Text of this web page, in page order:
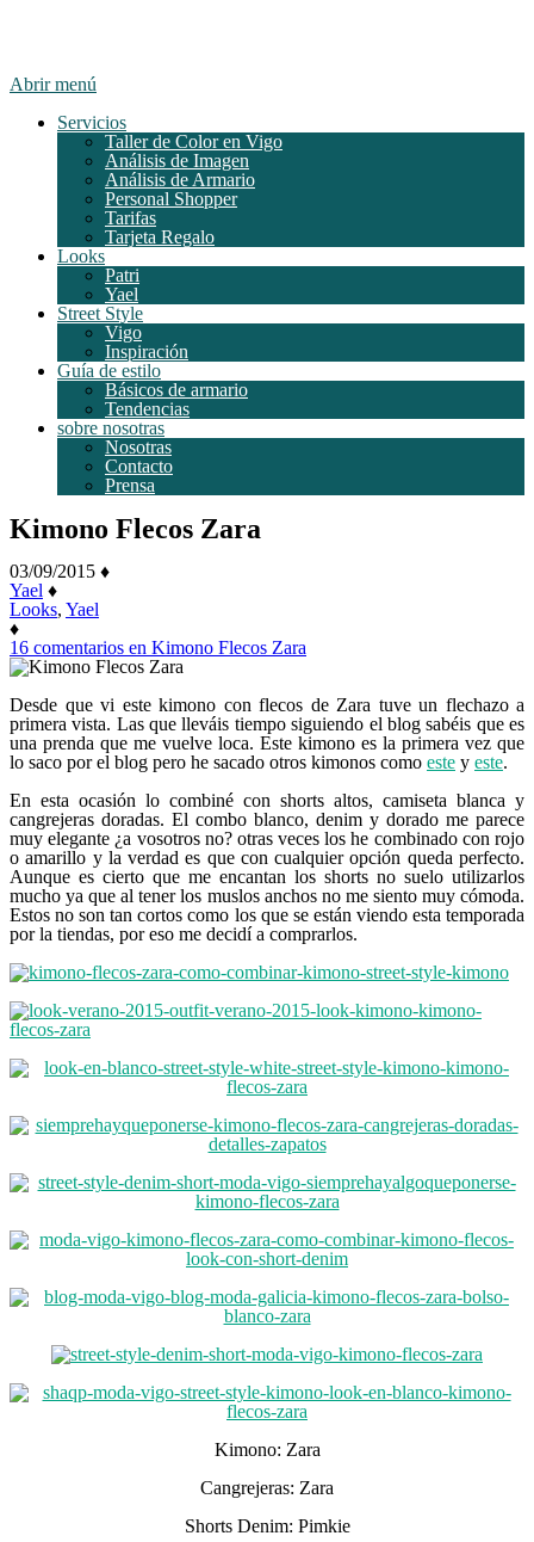
Abrir menú
Servicios
Taller de Color en Vigo
Análisis de Imagen
Análisis de Armario
Personal Shopper
Tarifas
Tarjeta Regalo
Looks
Patri
Yael
Street Style
Vigo
Inspiración
Guía de estilo
Básicos de armario
Tendencias
sobre nosotras
Nosotras
Contacto
Prensa
Kimono Flecos Zara
03/09/2015 ♦
Yael ♦
Looks, Yael
♦
16 comentarios en Kimono Flecos Zara
Desde que vi este kimono con flecos de Zara tuve un flechazo a
primera vista. Las que lleváis tiempo siguiendo el blog sabéis que es
una prenda que me vuelve loca. Este kimono es la primera vez que
lo saco por el blog pero he sacado otros kimonos como este y este.
En esta ocasión lo combiné con shorts altos, camiseta blanca y
cangrejeras doradas. El combo blanco, denim y dorado me parece
muy elegante ¿a vosotros no? otras veces los he combinado con rojo
o amarillo y la verdad es que con cualquier opción queda perfecto.
Aunque es cierto que me encantan los shorts no suelo utilizarlos
mucho ya que al tener los muslos anchos no me siento muy cómoda.
Estos no son tan cortos como los que se están viendo esta temporada
por la tiendas, por eso me decidí a comprarlos.
Kimono: Zara
Cangrejeras: Zara
Shorts Denim: Pimkie